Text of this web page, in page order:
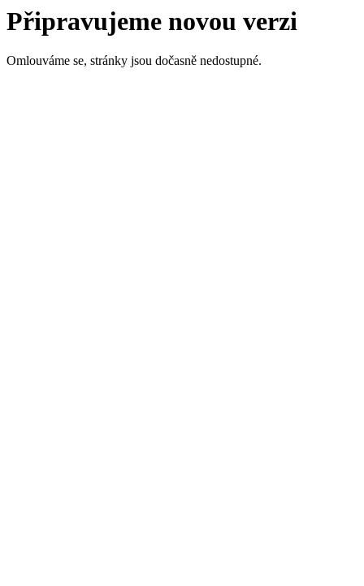
Připravujeme novou verzi
Omlouváme se, stránky jsou dočasně nedostupné.